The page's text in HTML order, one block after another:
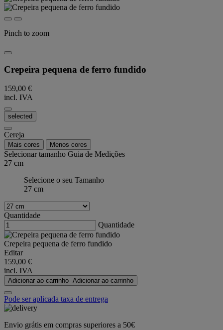
Pinch to zoom
Crepeira pequena de ferro fundido
159,00 €
incl. IVA
selected
Cereja
Mais cores Menos cores
Selecionar tamanho Guia de Medições
27 cm
Selecione o seu Tamanho
27 cm
Quantidade
Quantidade
Crepeira pequena de ferro fundido
Editar
159,00 €
incl. IVA
Adicionar ao carrinho Adicionar ao carrinho
Pode ser aplicada taxa de entrega
Envio grátis em compras superiores a 50€